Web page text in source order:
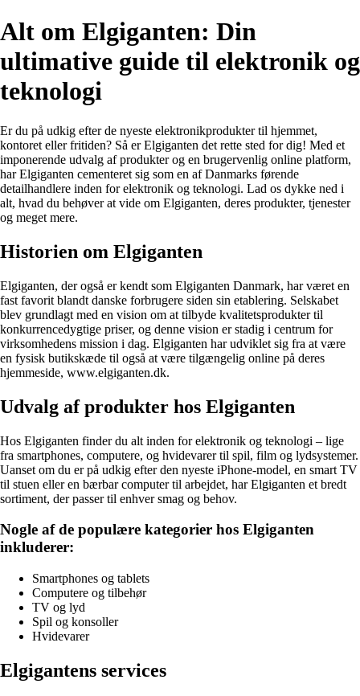
Alt om Elgiganten: Din
ultimative guide til elektronik og
teknologi
Er du på udkig efter de nyeste elektronikprodukter til hjemmet,
kontoret eller fritiden? Så er Elgiganten det rette sted for dig! Med et
imponerende udvalg af produkter og en brugervenlig online platform,
har Elgiganten cementeret sig som en af Danmarks førende
detailhandlere inden for elektronik og teknologi. Lad os dykke ned i
alt, hvad du behøver at vide om Elgiganten, deres produkter, tjenester
og meget mere.
Historien om Elgiganten
Elgiganten, der også er kendt som Elgiganten Danmark, har været en
fast favorit blandt danske forbrugere siden sin etablering. Selskabet
blev grundlagt med en vision om at tilbyde kvalitetsprodukter til
konkurrencedygtige priser, og denne vision er stadig i centrum for
virksomhedens mission i dag. Elgiganten har udviklet sig fra at være
en fysisk butikskæde til også at være tilgængelig online på deres
hjemmeside, www.elgiganten.dk.
Udvalg af produkter hos Elgiganten
Hos Elgiganten finder du alt inden for elektronik og teknologi – lige
fra smartphones, computere, og hvidevarer til spil, film og lydsystemer.
Uanset om du er på udkig efter den nyeste iPhone-model, en smart TV
til stuen eller en bærbar computer til arbejdet, har Elgiganten et bredt
sortiment, der passer til enhver smag og behov.
Nogle af de populære kategorier hos Elgiganten
inkluderer:
Smartphones og tablets
Computere og tilbehør
TV og lyd
Spil og konsoller
Hvidevarer
Elgigantens services